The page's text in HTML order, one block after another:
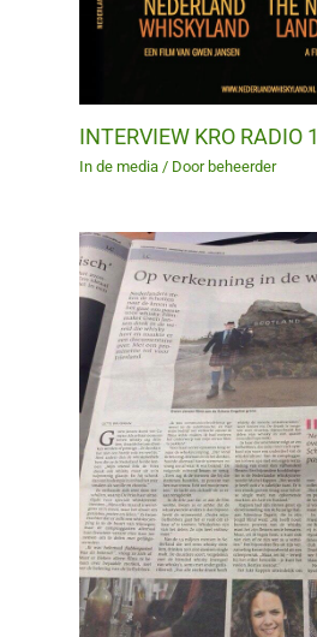
INTERVIEW KRO RADIO 1
In de media/ Door beheerder